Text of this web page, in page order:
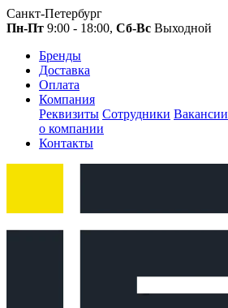
Санкт-Петербург
Пн-Пт 9:00 - 18:00, Сб-Вс Выходной
Бренды
Доставка
Оплата
Компания
Реквизиты Сотрудники Вакансии
о компании
Контакты